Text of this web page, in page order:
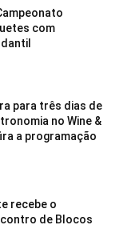
com
para três dias de
no Wine &
a programação
recebe o
de Blocos